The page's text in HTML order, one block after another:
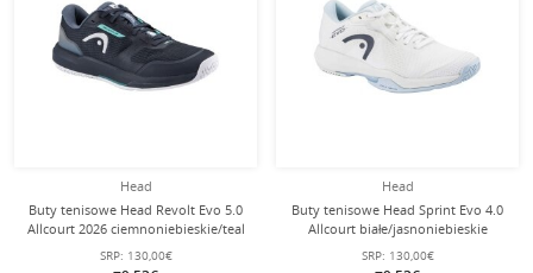
Head
Buty tenisowe Head Revolt Evo 5.0
Allcourt 2026 ciemnoniebieskie/teal
męskie
SRP: 130,00€
Head
Buty tenisowe Head Sprint Evo 4.0
Allcourt białe/jasnoniebieskie
damskie
SRP: 130,00€